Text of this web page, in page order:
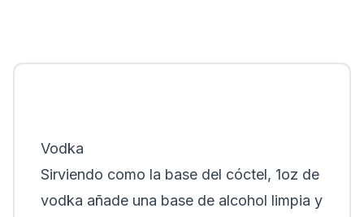
Vodka
Sirviendo como la base del cóctel, 1oz de
vodka añade una base de alcohol limpia y